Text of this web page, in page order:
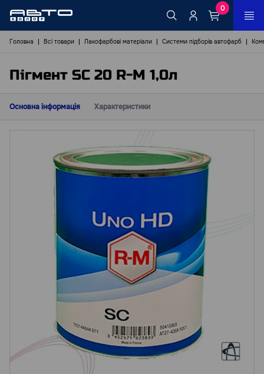
0
Головна Всі товари Лакофарбові матеріали Системи підборів автофарб
Пігмент SC 20 R-M 1,0л
Основна інформація Характеристики